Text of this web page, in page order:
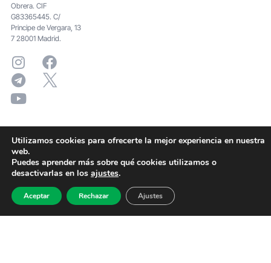
Obrera. CIF
G83365445. C/
Principe de Vergara, 13
7 28001 Madrid.
Utilizamos cookies para ofrecerte la mejor experiencia en nuestra
web.
Puedes aprender más sobre qué cookies utilizamos o
desactivarlas en los ajustes.
Aceptar Rechazar Ajustes